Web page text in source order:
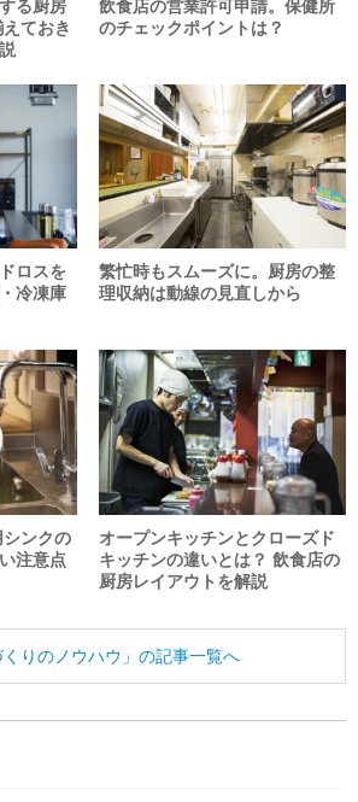
る厨房
ておき
飲食店の営業許可申請。保健所
のチェックポイントは？
ロスを
冷凍庫
繁忙時もスムーズに。厨房の整
理収納は動線の見直しから
ンクの
注意点
オープンキッチンとクローズド
キッチンの違いとは？ 飲食店の
厨房レイアウトを解説
くりのノウハウ」の記事一覧へ